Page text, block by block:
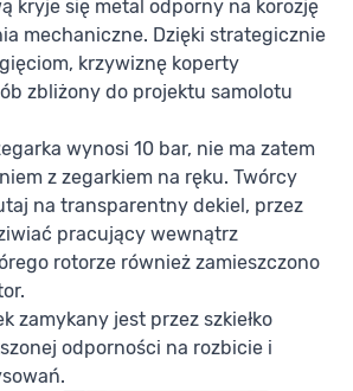
kryje się metal odporny na korozję
mechaniczne. Dzięki strategicznie
krzywiznę koperty
zbliżony do projektu samolotu
wynosi 10 bar, nie ma zatem
z zegarkiem na ręku. Twórcy
na transparentny dekiel, przez
pracujący wewnątrz
rotorze również zamieszczono
zamykany jest przez szkiełko
odporności na rozbicie i